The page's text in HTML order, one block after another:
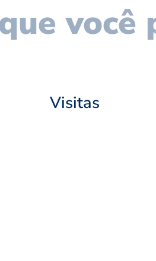
você
Visitas